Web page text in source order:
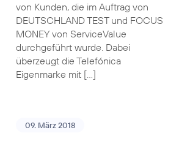
von Kunden, die im Auftrag von
DEUTSCHLAND TEST und FOCUS
MONEY von ServiceValue
durchgeführt wurde. Dabei
überzeugt die Telefónica
Eigenmarke mit […]
09. März 2018